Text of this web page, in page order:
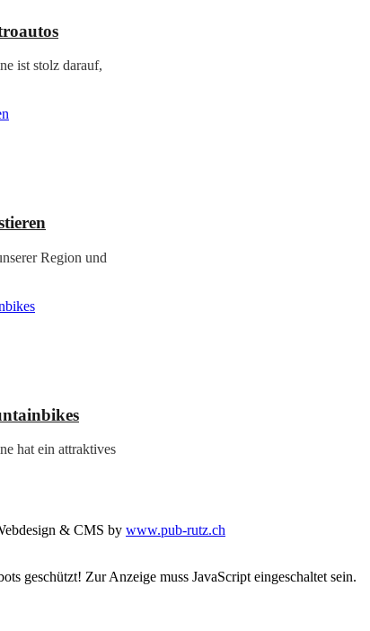
ist stolz darauf,
Region und
hat ein attraktives
& CMS by www.pub-rutz.ch
geschützt! Zur Anzeige muss JavaScript eingeschaltet sein.